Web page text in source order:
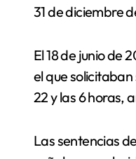
31 de diciembre
El 18 de junio de
el que
22 y las 6 horas,
Las sentencias